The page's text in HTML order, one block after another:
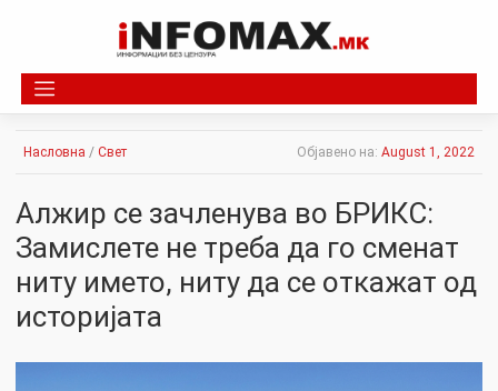
Насловна / Свет Објавено на: August 1, 2022
Алжир се зачленува во БРИКС:
Замислете не треба да го сменат
ниту името, ниту да се откажат од
историјата